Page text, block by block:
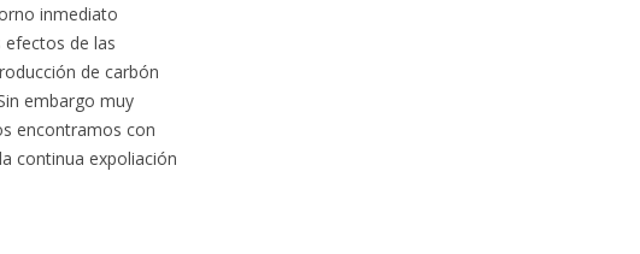
inmediato
de las
de carbón
embargo muy
encontramos con
continua expoliación